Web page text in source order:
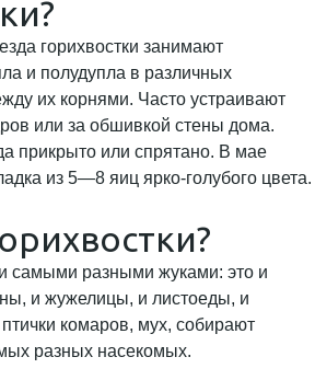
горихвостки занимают
и полудупла в различных
их корнями. Часто устраивают
или за обшивкой стены дома.
прикрыто или спрятано. В мае
из 5—8 яиц ярко-голубого цвета.
самыми разными жуками: это и
и жужелицы, и листоеды, и
комаров, мух, собирают
разных насекомых.